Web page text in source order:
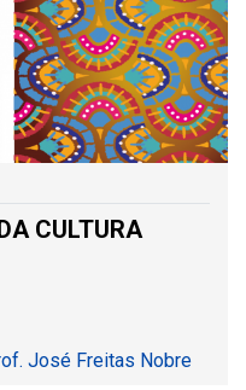
CULTURA
José Freitas Nobre